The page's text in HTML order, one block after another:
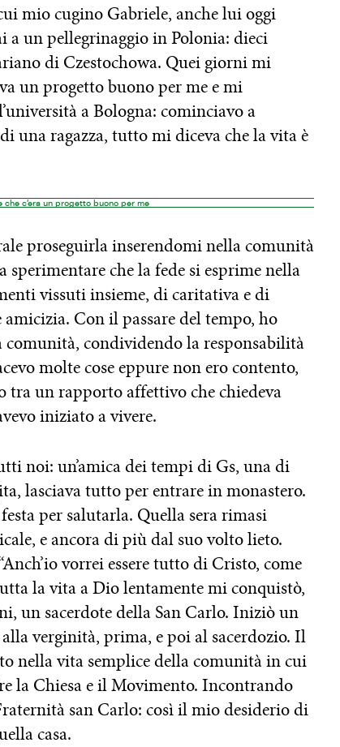
mio cugino Gabriele, anche lui oggi
a un pellegrinaggio in Polonia: dieci
di Czestochowa. Quei giorni mi
un progetto buono per me e mi
a Bologna: cominciavo a
una ragazza, tutto mi diceva che la vita è
c’era un progetto buono per me
proseguirla inserendomi nella comunità
che la fede si esprime nella
vissuti insieme, di caritativa e di
Con il passare del tempo, ho
condividendo la responsabilità
molte cose eppure non ero contento,
tra un rapporto affettivo che chiedeva
iniziato a vivere.
noi: un’amica dei tempi di Gs, una di
lasciava tutto per entrare in monastero.
per salutarla. Quella sera rimasi
e ancora di più dal suo volto lieto.
vorrei essere tutto di Cristo, come
la vita a Dio lentamente mi conquistò,
un sacerdote della San Carlo. Iniziò un
verginità, prima, e poi al sacerdozio. Il
nella vita semplice della comunità in cui
la Chiesa e il Movimento. Incontrando
san Carlo: così il mio desiderio di
casa.